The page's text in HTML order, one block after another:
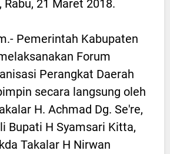
Rabu, 21 Maret 2018.
Pemerintah Kabupaten
Forum
Perangkat Daerah
secara langsung oleh
H. Achmad Dg. Se're,
Bupati H Syamsari Kitta,
Takalar H Nirwan